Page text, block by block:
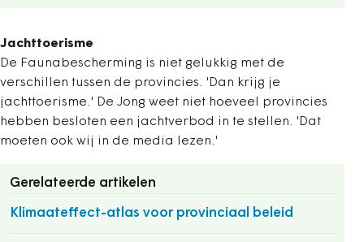
Jachttoerisme
De Faunabescherming is niet gelukkig met de
verschillen tussen de provincies. 'Dan krijg je
jachttoerisme.' De Jong weet niet hoeveel provincies
hebben besloten een jachtverbod in te stellen. 'Dat
moeten ook wij in de media lezen.'
Gerelateerde artikelen
Klimaateffect-atlas voor provinciaal beleid